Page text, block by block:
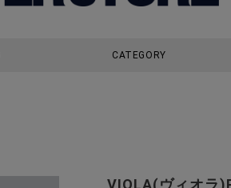
CATEGORY
VIOLA(ヴィオラ